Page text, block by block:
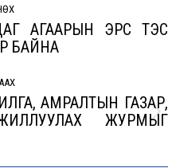
АГААРЫН ЭРС ТЭС
БАЙНА
АМРАЛТЫН ГАЗАР,
ЖУРМЫГ